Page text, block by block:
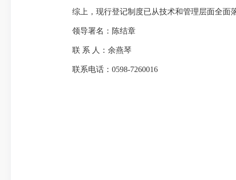
综上，现行登记制度已从技术和管理层面全面落
领导署名：陈结章
联 系 人：余燕琴
联系电话：0598-7260016